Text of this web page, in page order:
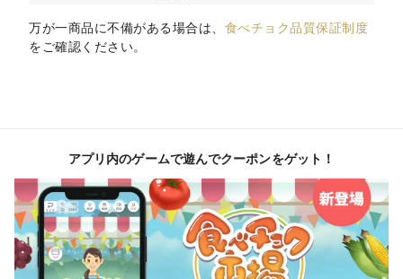
万が一商品に不備がある場合は、 食べチョク品質保証制度
をご確認ください。
アプリ内のゲームで遊んでクーポンをゲット！